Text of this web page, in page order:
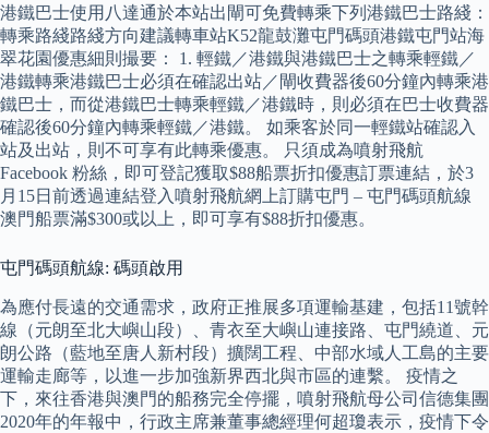
港鐵巴士使用八達通於本站出閘可免費轉乘下列港鐵巴士路綫：
轉乘路綫路綫方向建議轉車站K52龍鼓灘屯門碼頭港鐵屯門站海
翠花園優惠細則撮要： 1. 輕鐵／港鐵與港鐵巴士之轉乘輕鐵／
港鐵轉乘港鐵巴士必須在確認出站／閘收費器後60分鐘內轉乘港
鐵巴士，而從港鐵巴士轉乘輕鐵／港鐵時，則必須在巴士收費器
確認後60分鐘內轉乘輕鐵／港鐵。 如乘客於同一輕鐵站確認入
站及出站，則不可享有此轉乘優惠。 只須成為噴射飛航
Facebook 粉絲，即可登記獲取$88船票折扣優惠訂票連結，於3
月15日前透過連結登入噴射飛航網上訂購屯門 – 屯門碼頭航線
澳門船票滿$300或以上，即可享有$88折扣優惠。
屯門碼頭航線: 碼頭啟用
為應付長遠的交通需求，政府正推展多項運輸基建，包括11號幹
線（元朗至北大嶼山段）、青衣至大嶼山連接路、屯門繞道、元
朗公路（藍地至唐人新村段）擴闊工程、中部水域人工島的主要
運輸走廊等，以進一步加強新界西北與市區的連繫。 疫情之
下，來往香港與澳門的船務完全停擺，噴射飛航母公司信德集團
2020年的年報中，行政主席兼董事總經理何超瓊表示，疫情下令